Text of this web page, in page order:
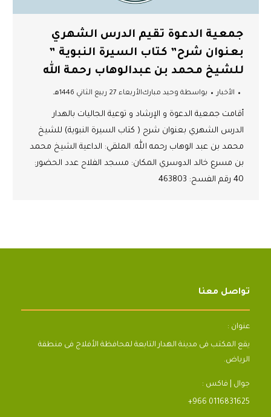
جمعية الدعوة تقيم الدرس الشهري
بعنوان شرح” كتاب السيرة النبوية ”
للشيخ محمد بن عبدالوهاب رحمة الله
الأخبار بواسطة وحيد مباركالأربعاء 27 ربيع الثاني 1446هـ
أقامت جمعية الدعوة و الإرشاد و توعية الجاليات بالهدار
الدرس الشهري بعنوان شرح ( كتاب السيرة النبوية) للشيخ
محمد بن عبد الوهاب رحمه الله. الملقي: الداعية الشيخ محمد
بن مسرع خالد الدوسري المكان: مسجد الفلاح عدد الحضور:
40 رقم الفسح: 463803
تواصل معنا
عنوان :
يقع المكتب فى مدينة الهدار التابعة لمحافظة الأفلاج فى منطقة
الرياض.
جوال | فاكس :
+966 0116831625